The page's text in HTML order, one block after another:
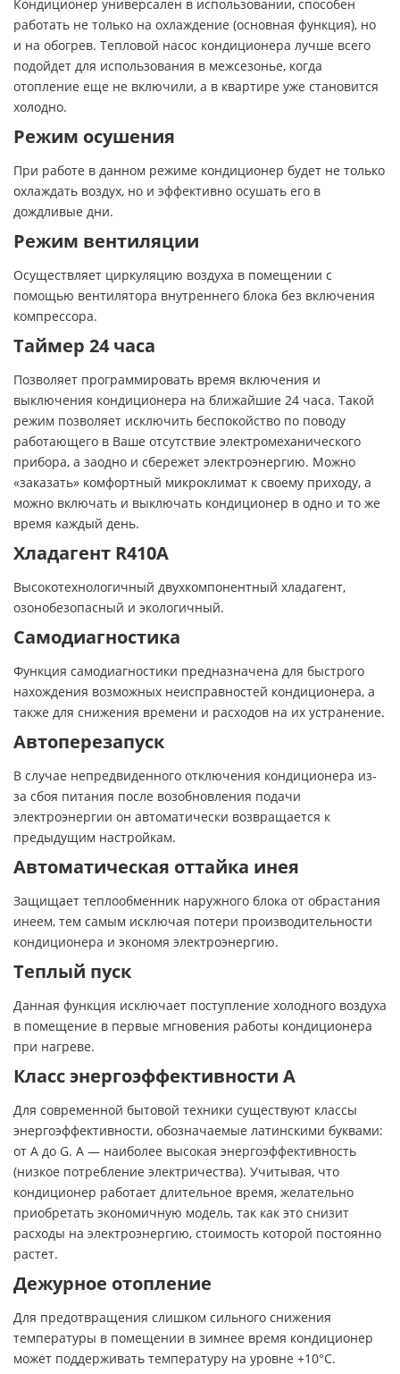
Кондиционер универсален в использовании, способен
работать не только на охлаждение (основная функция), но
и на обогрев. Тепловой насос кондиционера лучше всего
подойдет для использования в межсезонье, когда
отопление еще не включили, а в квартире уже становится
холодно.
Режим осушения
При работе в данном режиме кондиционер будет не только
охлаждать воздух, но и эффективно осушать его в
дождливые дни.
Режим вентиляции
Осуществляет циркуляцию воздуха в помещении с
помощью вентилятора внутреннего блока без включения
компрессора.
Таймер 24 часа
Позволяет программировать время включения и
выключения кондиционера на ближайшие 24 часа. Такой
режим позволяет исключить беспокойство по поводу
работающего в Ваше отсутствие электромеханического
прибора, а заодно и сбережет электроэнергию. Можно
«заказать» комфортный микроклимат к своему приходу, а
можно включать и выключать кондиционер в одно и то же
время каждый день.
Хладагент R410A
Высокотехнологичный двухкомпонентный хладагент,
озонобезопасный и экологичный.
Самодиагностика
Функция самодиагностики предназначена для быстрого
нахождения возможных неисправностей кондиционера, а
также для снижения времени и расходов на их устранение.
Автоперезапуск
В случае непредвиденного отключения кондиционера из-
за сбоя питания после возобновления подачи
электроэнергии он автоматически возвращается к
предыдущим настройкам.
Автоматическая оттайка инея
Защищает теплообменник наружного блока от обрастания
инеем, тем самым исключая потери производительности
кондиционера и экономя электроэнергию.
Теплый пуск
Данная функция исключает поступление холодного воздуха
в помещение в первые мгновения работы кондиционера
при нагреве.
Класс энергоэффективности А
Для современной бытовой техники существуют классы
энергоэффективности, обозначаемые латинскими буквами:
от A до G. A — наиболее высокая энергоэффективность
(низкое потребление электричества). Учитывая, что
кондиционер работает длительное время, желательно
приобретать экономичную модель, так как это снизит
расходы на электроэнергию, стоимость которой постоянно
растет.
Дежурное отопление
Для предотвращения слишком сильного снижения
температуры в помещении в зимнее время кондиционер
может поддерживать температуру на уровне +10°С.